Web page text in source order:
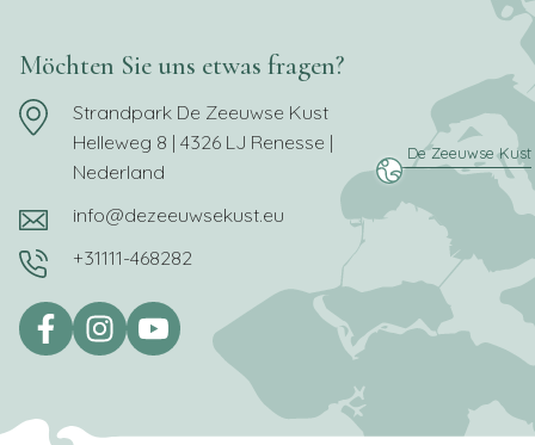
Möchten Sie uns etwas fragen?
Strandpark De Zeeuwse Kust
Helleweg 8 | 4326 LJ Renesse |
Nederland
info@dezeeuwsekust.eu
+31111-468282